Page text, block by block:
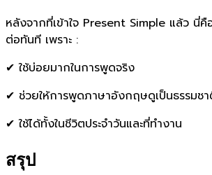
หลังจากที่เข้าใจ Present Simple แล้ว นี่คื
ต่อทันที เพราะ :
✔ ใช้บ่อยมากในการพูดจริง
✔ ช่วยให้การพูดภาษาอังกฤษดูเป็นธรรมช
✔ ใช้ได้ทั้งในชีวิตประจำวันและที่ทำงาน
สรุป